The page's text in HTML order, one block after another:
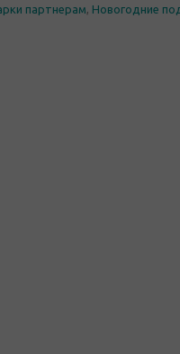
партнерам, Новогодние